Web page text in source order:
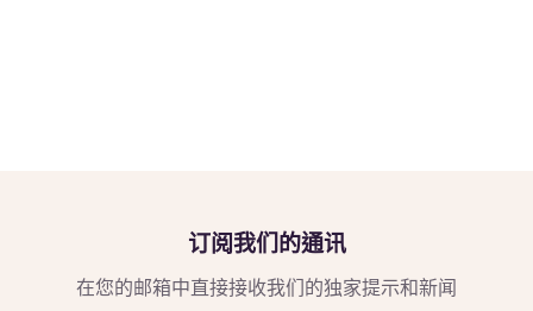
订阅我们的通讯
在您的邮箱中直接接收我们的独家提示和新闻